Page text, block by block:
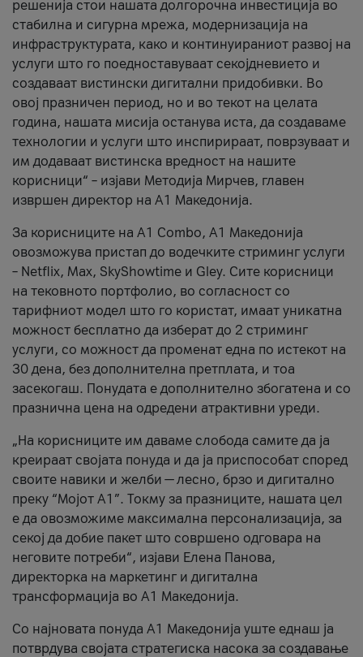
решенија стои нашата долгорочна инвестиција во
стабилна и сигурна мрежа, модернизација на
инфраструктурата, како и континуираниот развој на
услуги што го поедноставуваат секојдневието и
создаваат вистински дигитални придобивки. Во
овој празничен период, но и во текот на целата
година, нашата мисија останува иста, да создаваме
технологии и услуги што инспирираат, поврзуваат и
им додаваат вистинска вредност на нашите
корисници“ – изјави Методија Мирчев, главен
извршен директор на А1 Македонија.
За корисниците на A1 Combo, А1 Македонија
овозможува пристап до водечките стриминг услуги
– Netflix, Max, SkyShowtime и Gley. Сите корисници
на тековното портфолио, во согласност со
тарифниот модел што го користат, имаат уникатна
можност бесплатно да изберат до 2 стриминг
услуги, со можност да променат една по истекот на
30 дена, без дополнителна претплата, и тоа
засекогаш. Понудата е дополнително збогатена и со
празнична цена на одредени атрактивни уреди.
„На корисниците им даваме слобода самите да ја
креираат својата понуда и да ја приспособат според
своите навики и желби — лесно, брзо и дигитално
преку “Мојот А1”. Токму за празниците, нашата цел
е да овозможиме максимална персонализација, за
секој да добие пакет што совршено одговара на
неговите потреби“, изјави Елена Панова,
директорка на маркетинг и дигитална
трансформација во А1 Македонија.
Со најновата понуда А1 Македонија уште еднаш ја
потврдува својата стратегиска насока за создавање